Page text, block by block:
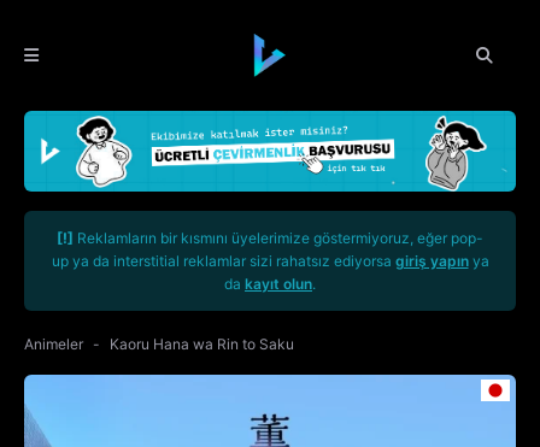
[!] Reklamların bir kısmını üyelerimize göstermiyoruz, eğer pop-
up ya da interstitial reklamlar sizi rahatsız ediyorsa giriş yapınya
da kayıt olun.
Animeler Kaoru Hana wa Rin to Saku